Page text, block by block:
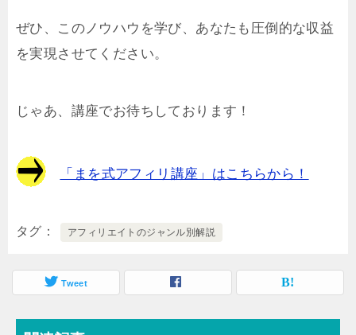
ぜひ、このノウハウを学び、あなたも圧倒的な収益
を実現させてください。
じゃあ、講座でお待ちしております！
「まを式アフィリ講座」はこちらから！
タグ アフィリエイトのジャンル別解説
Tweet